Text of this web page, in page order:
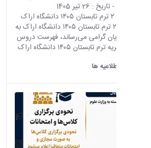
- تاریخ : 26 تیر 1405
اطلاعیه شماره ۲ ترم تابستان ۱۴۰۵ دانشگاه اراک
اطلاعیه شماره ۲ ترم تابستان ۱۴۰۵ دانشگاه اراک به
اطلاع دانشجویان گرامی می‌رساند، فهرست دروس
ارائه‌شده و شهریه ترم تابستان ۱۴۰۵ دانشگاه اراک
اطلاعیه ها